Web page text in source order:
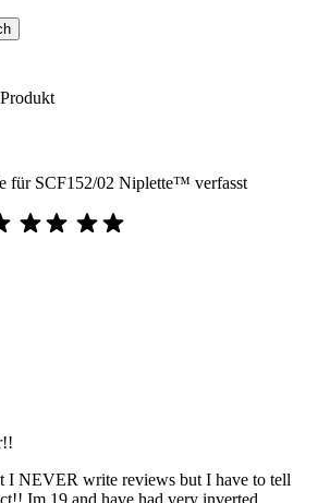
für SCF152/02 Niplette™ verfasst
I NEVER write reviews but I have to tell
Im 19 and have had very inverted